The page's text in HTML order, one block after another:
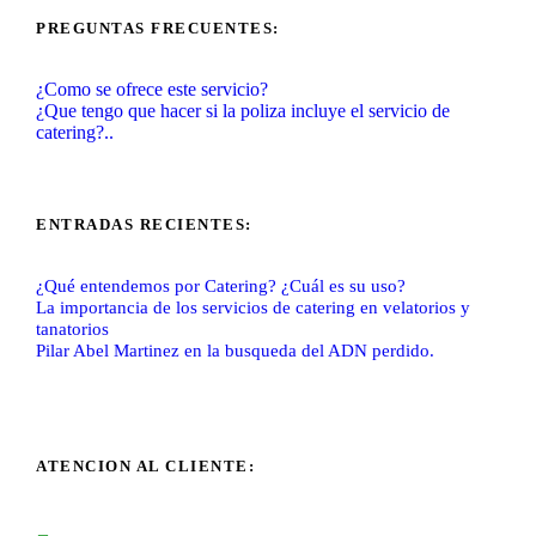
PREGUNTAS FRECUENTES:
¿Como se ofrece este servicio?
¿Que tengo que hacer si la poliza incluye el servicio de
catering?..
ENTRADAS RECIENTES:
¿Qué entendemos por Catering? ¿Cuál es su uso?
La importancia de los servicios de catering en velatorios y
tanatorios
Pilar Abel Martinez en la busqueda del ADN perdido.
ATENCION AL CLIENTE: